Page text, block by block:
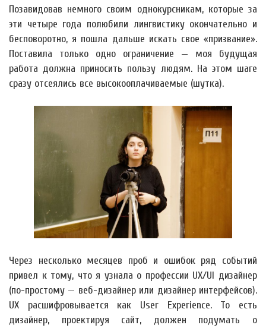
Позавидовав немного своим однокурсникам, которые за
эти четыре года полюбили лингвистику окончательно и
бесповоротно, я пошла дальше искать свое «призвание».
Поставила только одно ограничение — моя будущая
работа должна приносить пользу людям. На этом шаге
сразу отсеялись все высокооплачиваемые (шутка).
Через несколько месяцев проб и ошибок ряд событий
привел к тому, что я узнала о профессии UX/UI дизайнер
(по-простому — веб-дизайнер или дизайнер интерфейсов).
UX расшифровывается как User Experience. То есть
дизайнер, проектируя сайт, должен подумать о